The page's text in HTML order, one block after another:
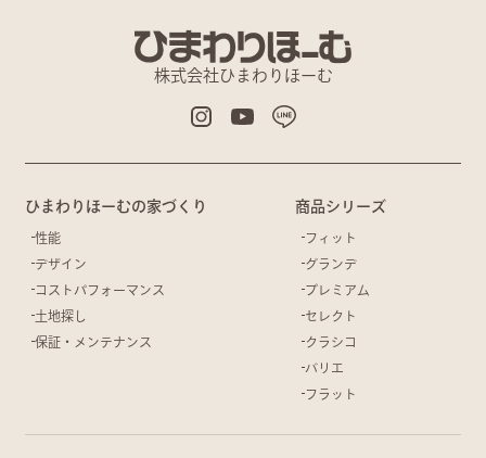
株式会社ひまわりほーむ
ひまわりほーむの家づくり
性能
デザイン
コストパフォーマンス
土地探し
保証・メンテナンス
商品シリーズ
フィット
グランデ
プレミアム
セレクト
クラシコ
バリエ
フラット